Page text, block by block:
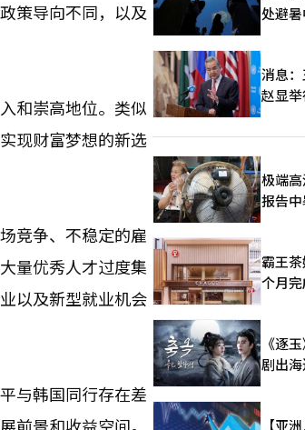
策导向不同，以及
和崇高地位。类似
现财富梦想的新选
竞争、不稳定的雇
量优秀人才过度集
以及新型就业机会
与韩国同行存在差
处避
消息
赵显
极端
报告
霸王
个月
《逐
剧出
【亚